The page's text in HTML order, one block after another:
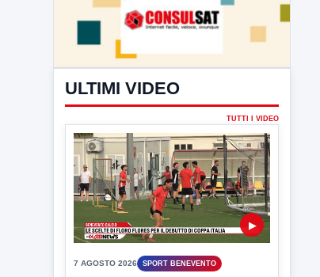
ULTIMI VIDEO
TUTTI I VIDEO
▶
7 AGOSTO 2026 SPORT BENEVENTO